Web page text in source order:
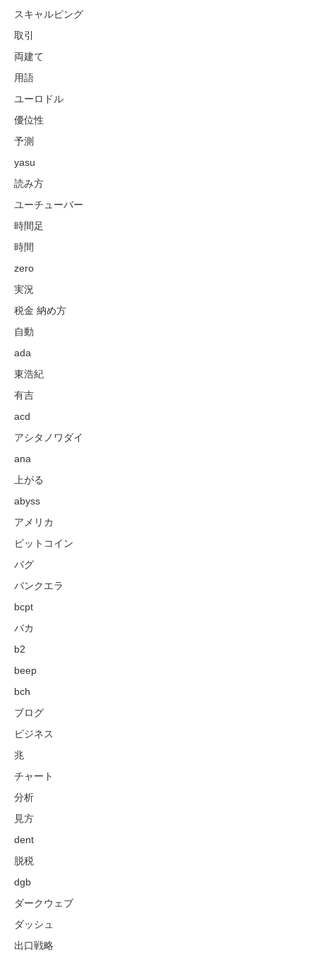
スキャルピング
取引
両建て
用語
ユーロドル
優位性
予測
yasu
読み方
ユーチューバー
時間足
時間
zero
実況
税金 納め方
自動
ada
東浩紀
有吉
acd
アシタノワダイ
ana
上がる
abyss
アメリカ
ビットコイン
バグ
バンクエラ
bcpt
バカ
b2
beep
bch
ブログ
ビジネス
兆
チャート
分析
見方
dent
脱税
dgb
ダークウェブ
ダッシュ
出口戦略